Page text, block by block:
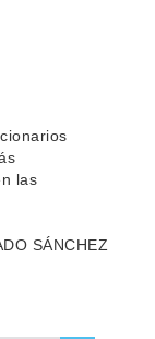
las
SÁNCHEZ